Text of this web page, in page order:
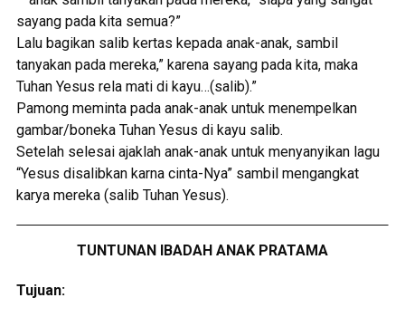
sayang pada kita semua?”
Lalu bagikan salib kertas kepada anak-anak, sambil
tanyakan pada mereka,” karena sayang pada kita, maka
Tuhan Yesus rela mati di kayu…(salib).”
Pamong meminta pada anak-anak untuk menempelkan
gambar/boneka Tuhan Yesus di kayu salib.
Setelah selesai ajaklah anak-anak untuk menyanyikan lagu
“Yesus disalibkan karna cinta-Nya” sambil mengangkat
karya mereka (salib Tuhan Yesus).
TUNTUNAN IBADAH ANAK PRATAMA
Tujuan: